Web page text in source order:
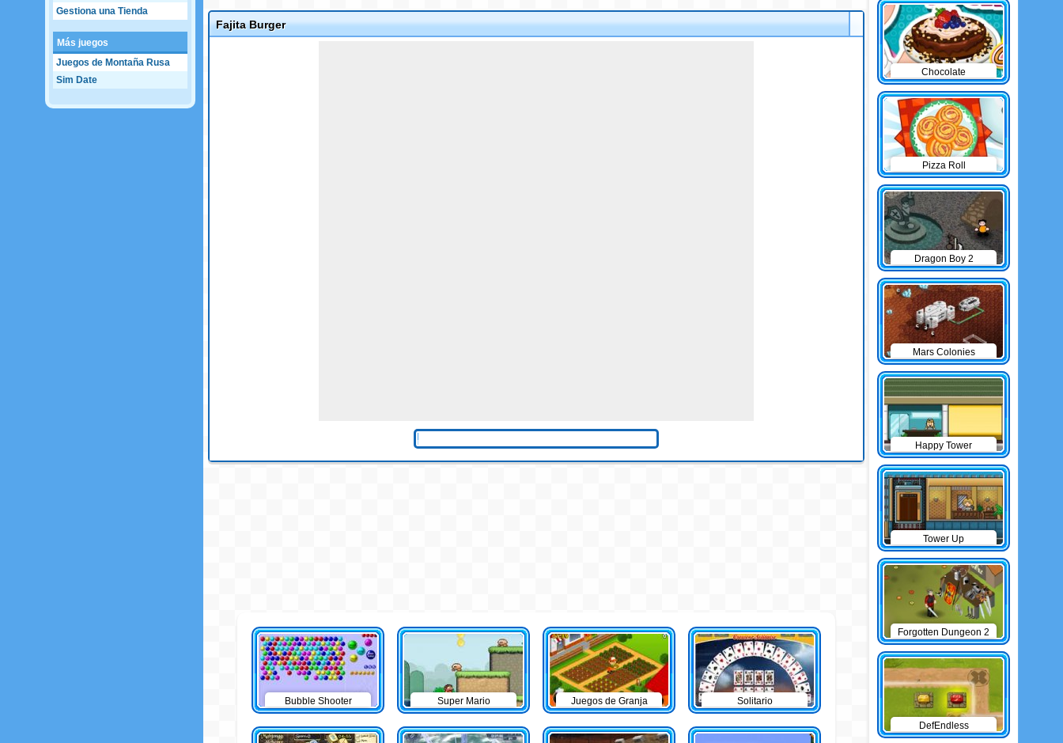
Gestiona una Tienda
Más juegos
Juegos de Montaña Rusa
Sim Date
Fajita Burger
Bubble Shooter Super Mario Juegos de Granja Solitario
Chocolate
Cheesecake
Pizza Roll
Dragon Boy 2
Mars Colonies
Happy Tower
Tower Up
Forgotten Dungeon 2
DefEndless